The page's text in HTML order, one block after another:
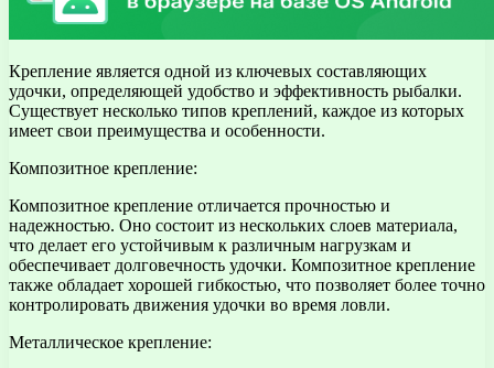
Крепление является одной из ключевых составляющих
удочки, определяющей удобство и эффективность рыбалки.
Существует несколько типов креплений, каждое из которых
имеет свои преимущества и особенности.
Композитное крепление:
Композитное крепление отличается прочностью и
надежностью. Оно состоит из нескольких слоев материала,
что делает его устойчивым к различным нагрузкам и
обеспечивает долговечность удочки. Композитное крепление
также обладает хорошей гибкостью, что позволяет более точно
контролировать движения удочки во время ловли.
Металлическое крепление: